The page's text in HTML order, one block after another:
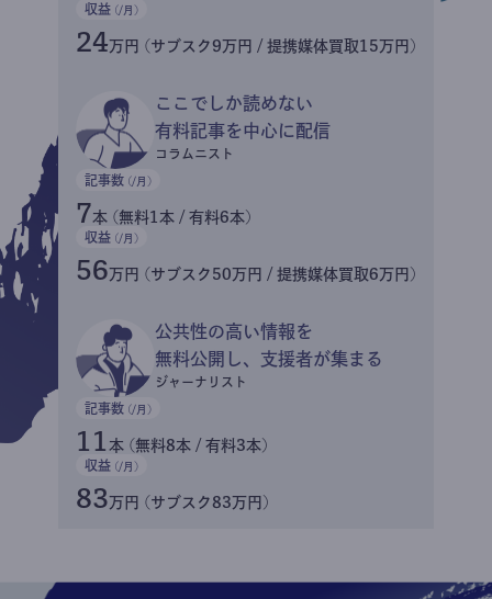
収益 (/月)
24万円 (サブスク9万円 / 提携媒体買取15万円)
ここでしか読めない
有料記事を中心に配信
コラムニスト
記事数 (/月)
7本 (無料1本 / 有料6本)
収益 (/月)
56万円 (サブスク50万円 / 提携媒体買取6万円)
公共性の高い情報を
無料公開し、支援者が集まる
ジャーナリスト
記事数 (/月)
11 本 (無料8本 / 有料3本)
収益 (/月)
83万円 (サブスク83万円)